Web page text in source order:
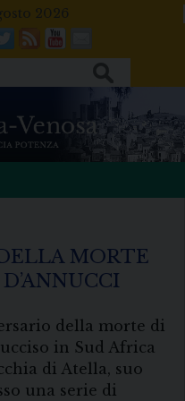
2026
Twitter
FeedsYoutube
Mail
MORTE
della morte di
in Sud Africa
di Atella, suo
una serie di